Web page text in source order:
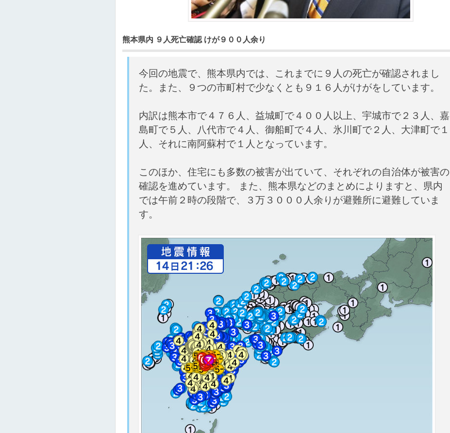
熊本県内 ９人死亡確認 けが９００人余り
今回の地震で、熊本県内では、これまでに９人の死亡が確認されまし
た。また、９つの市町村で少なくとも９１６人がけがをしています。
内訳は熊本市で４７６人、益城町で４００人以上、宇城市で２３人、嘉
島町で５人、八代市で４人、御船町で４人、氷川町で２人、大津町で１
人、それに南阿蘇村で１人となっています。
このほか、住宅にも多数の被害が出ていて、それぞれの自治体が被害の
確認を進めています。 また、熊本県などのまとめによりますと、県内
では午前２時の段階で、３万３０００人余りが避難所に避難していま
す。